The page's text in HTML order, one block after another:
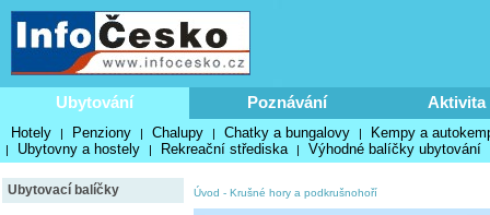
Ubytování Poznávání Aktivita
Hotely | Penziony | Chalupy | Chatky a bungalovy | Kempy a
| Ubytovny a hostely | Rekreační střediska | Výhodné balíčky ubytování
Ubytovací balíčky Úvod - Krušné hory a podkrušnohoří